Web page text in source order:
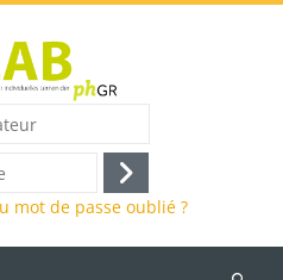
Connexion
mot de passe oublié ?